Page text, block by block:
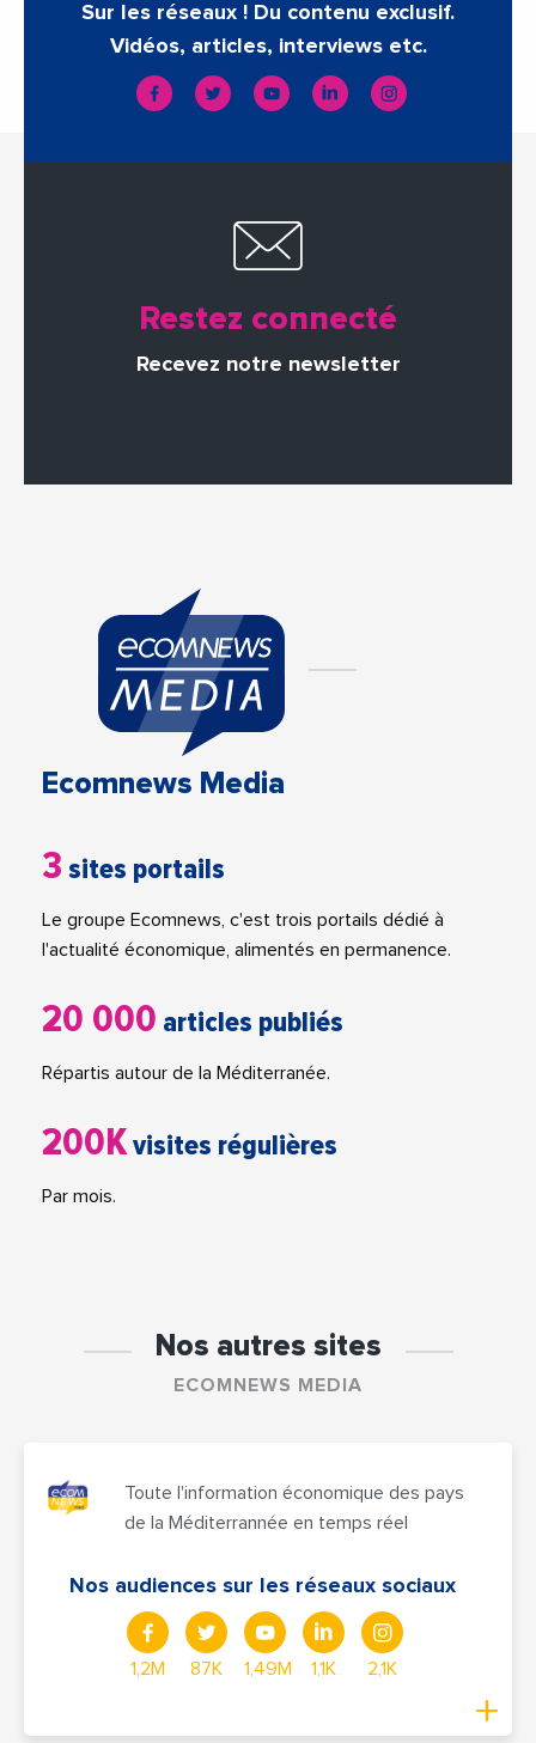
Sur les réseaux ! Du contenu exclusif.
Vidéos, articles, interviews etc.
Restez connecté
Recevez notre newsletter
Ecomnews Media
3 sites portails
Le groupe Ecomnews, c'est trois portails dédié à
l'actualité économique, alimentés en permanence.
20 000 articles publiés
Répartis autour de la Méditerranée.
200Kvisites régulières
Par mois.
Nos autres sites
ECOMNEWS MEDIA
Toute l'information économique des pays
de la Méditerrannée en temps réel
Nos audiences sur les réseaux sociaux
1,2M 87K 1,49M 1,1K 2,1K